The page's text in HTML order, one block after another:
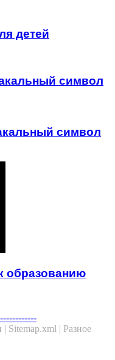
детей
символ
символ
образованию
| Sitemap.xml | Разное